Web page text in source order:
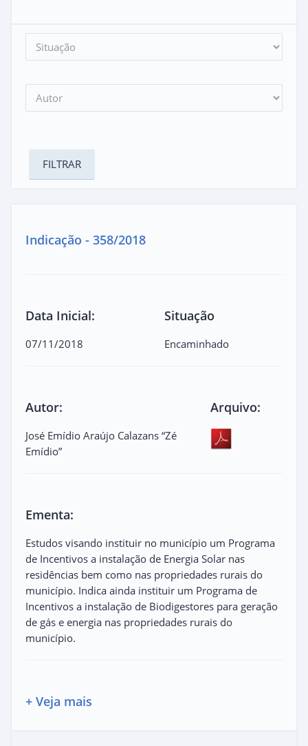
Indicação - 358/2018
Data Inicial:
07/11/2018
Situação
Encaminhado
Autor:
José Emídio Araújo Calazans “Zé
Emídio”
Arquivo:
Ementa:
Estudos visando instituir no município um Programa
de Incentivos a instalação de Energia Solar nas
residências bem como nas propriedades rurais do
município. Indica ainda instituir um Programa de
Incentivos a instalação de Biodigestores para geração
de gás e energia nas propriedades rurais do
município.
+ Veja mais